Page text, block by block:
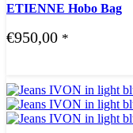
ETIENNE Hobo Bag
€950,00 *